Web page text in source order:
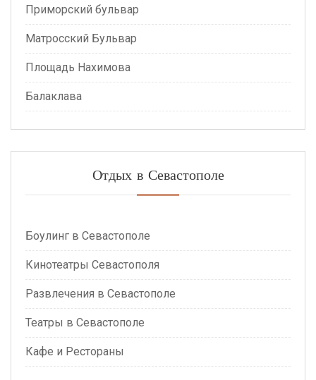
Приморский бульвар
Матросский Бульвар
Площадь Нахимова
Балаклава
Отдых в Севастополе
Боулинг в Севастополе
Кинотеатры Севастополя
Развлечения в Севастополе
Театры в Севастополе
Кафе и Рестораны